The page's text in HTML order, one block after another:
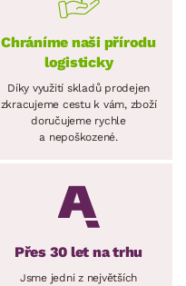
Chráníme naši přírodu
logisticky
Díky využití skladů prodejen
zkracujeme cestu k vám, zboží
doručujeme rychle
a nepoškozené.
Přes 30 let na trhu
Jsme jedni z největších